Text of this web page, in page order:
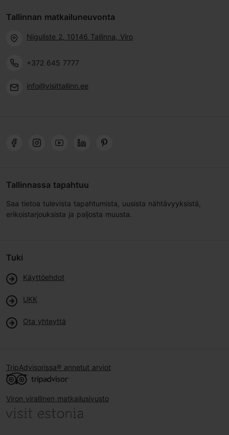
Tallinnan matkailuneuvonta
Niguliste 2, 10146 Tallinna, Viro
+372 645 7777
info@visittallinn.ee
Tallinnassa tapahtuu
Saa tietoa tulevista tapahtumista, uusista nähtävyyksistä,
erikoistarjouksista ja paljosta muusta.
Tuki
Käyttöehdot
UKK
Ota yhteyttä
TripAdvisorissa® annetut arviot
Viron virallinen matkailusivusto